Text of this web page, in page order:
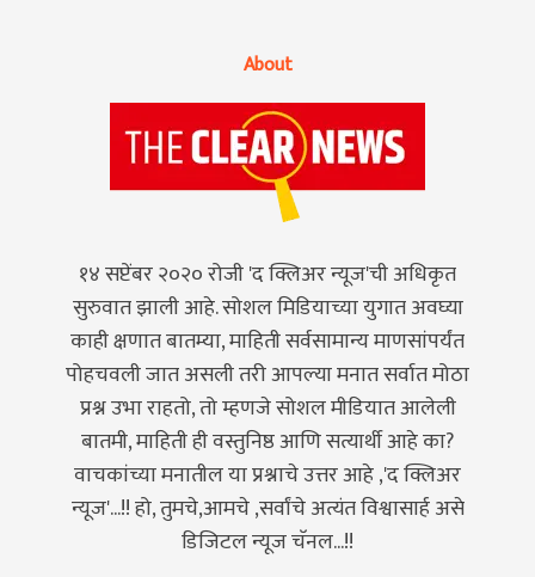
About
१४ सप्टेंबर २०२० रोजी 'द क्लिअर न्यूज'ची अधिकृत
सुरुवात झाली आहे. सोशल मिडियाच्या युगात अवघ्या
काही क्षणात बातम्या, माहिती सर्वसामान्य माणसांपर्यंत
पोहचवली जात असली तरी आपल्या मनात सर्वात मोठा
प्रश्न उभा राहतो, तो म्हणजे सोशल मीडियात आलेली
बातमी, माहिती ही वस्तुनिष्ठ आणि सत्यार्थी आहे का?
वाचकांच्या मनातील या प्रश्नाचे उत्तर आहे ,'द क्लिअर
न्यूज'...!! हो, तुमचे,आमचे ,सर्वांचे अत्यंत विश्वासार्ह असे
डिजिटल न्यूज चॅनल...!!